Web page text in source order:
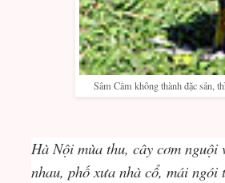
Sâm Cầm không thành đặc sản,
Hà Nội mùa thu, cây cơm nguội
nhau, phố xưa nhà cổ, mái ngói